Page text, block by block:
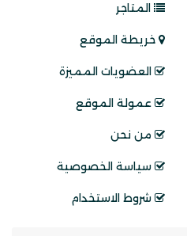
المتاجر
خريطة الموقع
العضويات المميزة
عمولة الموقع
من نحن
سياسة الخصوصية
شروط الاستخدام